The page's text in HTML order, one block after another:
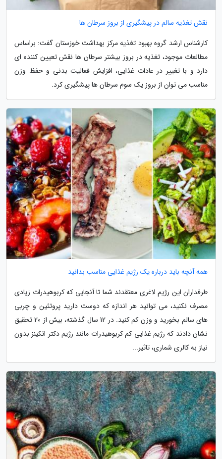
نقش تغذیه سالم در پیشگیری از بروز سرطان ها
کارشناس ارشد گروه بهبود تغذیه مرکز بهداشت خوزستان گفت: براساس
مطالعات موجود، تغذیه در بروز بیشتر سرطان ها نقش تعیین کننده ای
دارد و با تغییر در عادات غذایی، افزایش فعالیت بدنی و حفظ وزن
مناسب می توان از بروز یک سوم سرطان ها پیشگیری کرد.
همه آنچه باید درباره یک رژیم غذایی مناسب بدانید
طرفداران این رژیم لاغری معتقدند شما تا آنجایی که کربوهیدرات زیادی
مصرف نکنید، می توانید هر اندازه که دوست دارید پروتئین و چربی
های سالم بخورید و وزن کم کنید. در 12 سال گذشته، بیش از 20 تحقیق
نشان دادند که رژیم غذایی کم کربوهیدرات مانند رژیم دکتر اتکینز بدون
نیاز به کالری شماری، تاثیر...